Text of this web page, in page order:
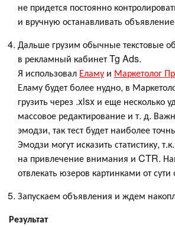
не придется постоянно
и вручную останавливать
Дальше грузим обычные текстовые
в рекламный кабинет Tg Ads.
Я использовал Еламу и Маркетолог
Еламу будет более нудно, в
грузить через .xlsx и еще несколько
массовое редактирование и т. д.
эмодзи, так тест будет наиболее
Эмодзи могут исказить статистику,
на привлечение внимания и CTR.
отвлекать юзеров картинками от
Запускаем объявления и ждем
Результат